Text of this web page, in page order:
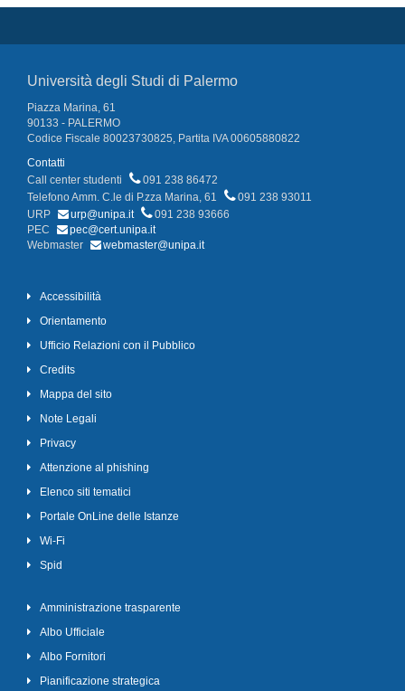
Università degli Studi di Palermo
Piazza Marina, 61
90133 - PALERMO
Codice Fiscale 80023730825, Partita IVA 00605880822
Contatti
Call center studenti
091 238 86472
Telefono Amm. C.le di P.zza Marina, 61
091 238 93011
URP
urp@unipa.it
091 238 93666
PEC
pec@cert.unipa.it
Webmaster
webmaster@unipa.it
Accessibilità
Orientamento
Ufficio Relazioni con il Pubblico
Credits
Mappa del sito
Note Legali
Privacy
Attenzione al phishing
Elenco siti tematici
Portale OnLine delle Istanze
Wi-Fi
Spid
Amministrazione trasparente
Albo Ufficiale
Albo Fornitori
Pianificazione strategica